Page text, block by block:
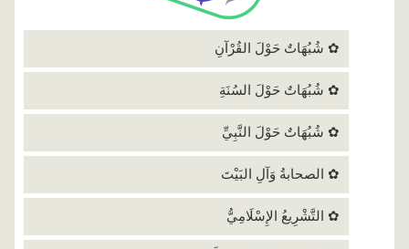
✿ شُبُهَاتٌ حَوْلَ القُرْآنِ
✿ شُبُهَاتٌ حَوْلَ السُنَةِ
✿ شُبُهَاتٌ حَوْلَ النَّبِيِّ
✿ الصحابةُ وَآلِ البَيْتَ
✿ التَّشْرِيعُ الإِسْلَامِيُّ